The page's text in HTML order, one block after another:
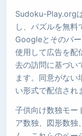
Sudoku-Play.org
し、パズルを無料
Googleとそのパ
使用して広告を配
去の訪問に基づい
ます。同意がない
い形式で配信され
子供向け数独モ
ア数独、図形数